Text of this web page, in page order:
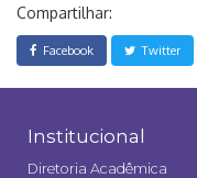
Compartilhar:
Facebook Twitter
Institucional
Diretoria Acadêmica